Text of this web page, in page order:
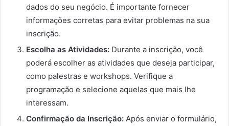
dados do seu negócio. É importante fornecer
informações corretas para evitar problemas na sua
inscrição.
Escolha as Atividades: Durante a inscrição, você
poderá escolher as atividades que deseja participar,
como palestras e workshops. Verifique a
programação e selecione aquelas que mais lhe
interessam.
Confirmação da Inscrição: Após enviar o formulário,